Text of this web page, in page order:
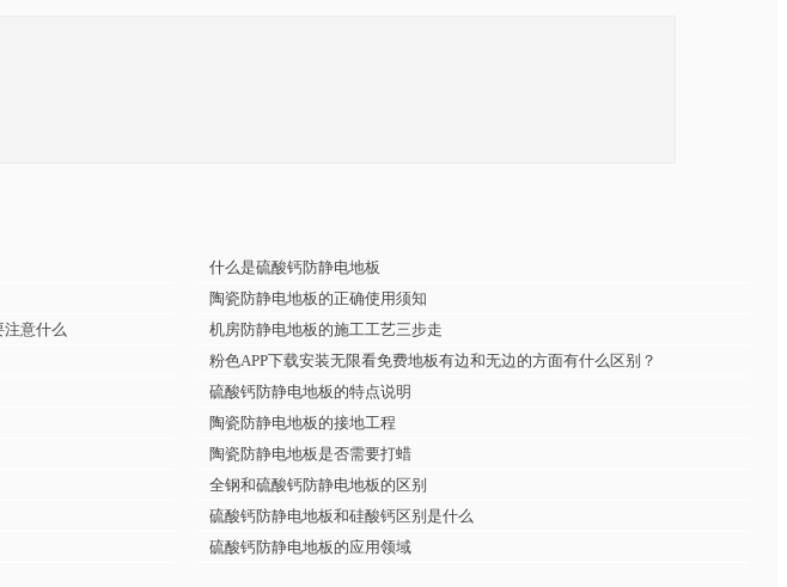
什么是硫酸钙防静电地板
陶瓷防静电地板的正确使用须知
注意什么
机房防静电地板的施工工艺三步走
粉色APP下载安装无限看免费地板有边和无边的方面有什么区别？
硫酸钙防静电地板的特点说明
陶瓷防静电地板的接地工程
陶瓷防静电地板是否需要打蜡
全钢和硫酸钙防静电地板的区别
硫酸钙防静电地板和硅酸钙区别是什么
硫酸钙防静电地板的应用领域